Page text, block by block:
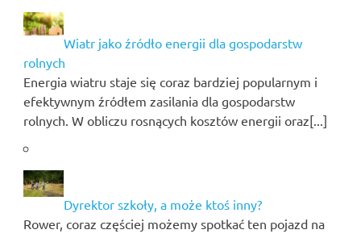
Wiatr jako źródło energii dla gospodarstw
rolnych
Energia wiatru staje się coraz bardziej popularnym i
efektywnym źródłem zasilania dla gospodarstw
rolnych. W obliczu rosnących kosztów energii oraz[...]
Dyrektor szkoły, a może ktoś inny?
Rower, coraz częściej możemy spotkać ten pojazd na